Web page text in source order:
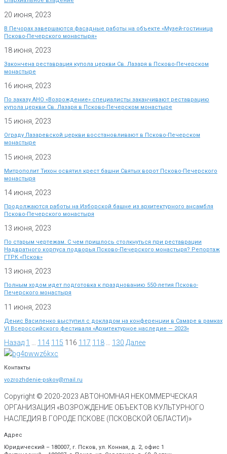
20 июня, 2023
В Печорах завершаются фасадные работы на объекте «Музей-гостиница
Псково-Печерского монастыря»
18 июня, 2023
Закончена реставрация купола церкви Св. Лазаря в Псково-Печерском
монастыре
16 июня, 2023
По заказу АНО «Возрождение» специалисты заканчивают реставрацию
купола церкви Св. Лазаря в Псково-Печерском монастыре
15 июня, 2023
Ограду Лазаревской церкви восстановливают в Псково-Печерском
монастыре
15 июня, 2023
Митрополит Тихон освятил крест башни Святых ворот Псково-Печерского
монастыря
14 июня, 2023
Продолжаются работы на Изборской башне из архитектурного ансамбля
Псково-Печерского монастыря
13 июня, 2023
По старым чертежам. С чем пришлось столкнуться при реставрации
Надвратного корпуса подворья Псково-Печерского монастыря? Репортаж
ГТРК «Псков»
13 июня, 2023
Полным ходом идет подготовка к празднованию 550-летия Псково-
Печерского монастыря
11 июня, 2023
Денис Василенко выступил с докладом на конференции в Самаре в рамках
VI Всероссийского фестиваля «Архитектурное наследие — 2023»
Назад 1 114 115 116 117 118 130 Далее
Контакты
vozrozhdenie-pskov@mail.ru
Copyright © 2020-2023 АВТОНОМНАЯ НЕКОММЕРЧЕСКАЯ
ОРГАНИЗАЦИЯ «ВОЗРОЖДЕНИЕ ОБЪЕКТОВ КУЛЬТУРНОГО
НАСЛЕДИЯ В ГОРОДЕ ПСКОВЕ (ПСКОВСКОЙ ОБЛАСТИ)»
Адрес
Юридический – 180007, г. Псков, ул. Конная, д. 2, офис 1